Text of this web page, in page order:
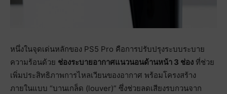
หนึ่งในจุดเด่นหลักของ PS5 Pro คือการปรับปรุงระบบระบาย
ความร้อนด้วย ช่องระบายอากาศแนวนอนด้านหน้า 3 ช่อง ที่ช่วย
เพิ่มประสิทธิภาพการไหลเวียนของอากาศ พร้อมโครงสร้าง
ภายในแบบ “บานเกล็ด (louver)” ซึ่งช่วยลดเสียงรบกวนจาก